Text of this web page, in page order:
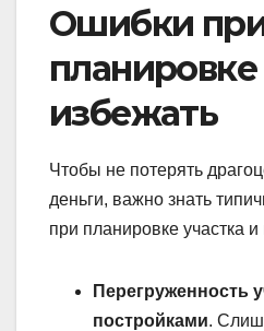
Ошибки
планировке
избежать
Чтобы не потерять
деньги, важно знать
при планировке участка и
Перегруженность
постройками.